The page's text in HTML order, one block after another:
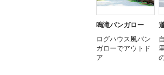
鳴滝バンガロー
ログハウス風バン
ガローでアウトド
ア